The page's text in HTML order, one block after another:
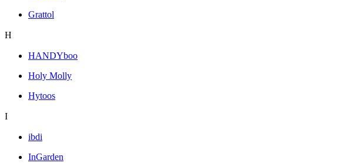
Grattol
H
HANDYboo
Holy Molly
Hytoos
I
ibdi
InGarden